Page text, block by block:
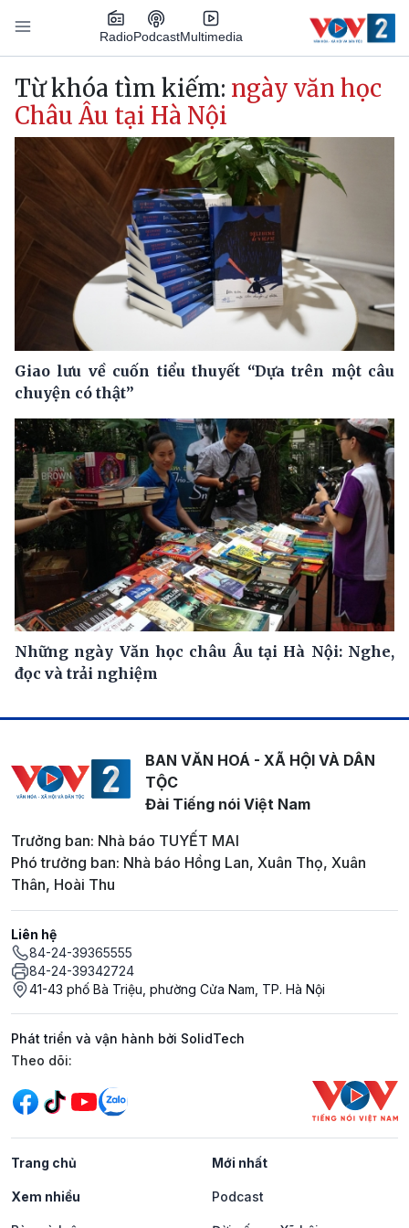
Nhảy đến nội dung
RadioPodcastMultimedia
Main navigation
Từ khóa tìm kiếm: ngày văn học
Châu Âu tại Hà Nội
Giao lưu về cuốn tiểu thuyết “Dựa trên một câu
chuyện có thật”
Những ngày Văn học châu Âu tại Hà Nội: Nghe,
đọc và trải nghiệm
BAN VĂN HOÁ - XÃ HỘI VÀ DÂN
TỘC
Đài Tiếng nói Việt Nam
Trưởng ban: Nhà báo TUYẾT MAI
Phó trưởng ban: Nhà báo Hồng Lan, Xuân Thọ, Xuân
Thân, Hoài Thu
Liên hệ
84-24-39365555
84-24-39342724
41-43 phố Bà Triệu, phường Cửa Nam, TP. Hà Nội
Phát triển và vận hành bởi SolidTech
Mạng xã hội
Theo dõi:
Trang chủ Mới nhất
Xem nhiều Podcast